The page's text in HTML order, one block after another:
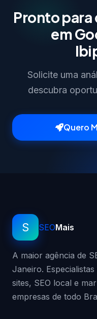
Pronto para
em
Solicite uma
descubra
Quero
S SEOMais
A maior agência de
Janeiro.
sites, SEO local e
empresas de todo